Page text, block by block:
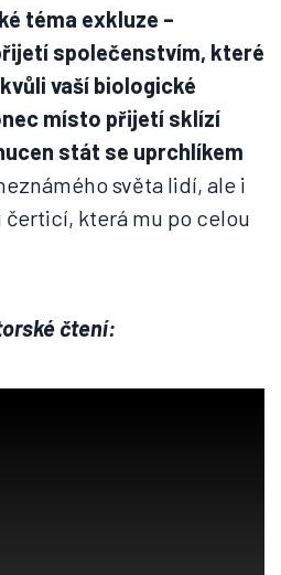
téma exkluze –
společenstvím, které
vaší biologické
místo přijetí sklízí
stát se uprchlíkem
světa lidí, ale i
která mu po celou
čtení: